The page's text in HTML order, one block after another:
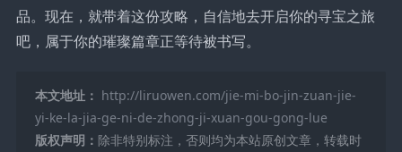
品。现在，就带着这份攻略，自信地去开启你的寻宝之旅
吧，属于你的璀璨篇章正等待被书写。
本文地址： http://liruowen.com/jie-mi-bo-jin-zuan-jie-
yi-ke-la-jia-ge-ni-de-zhong-ji-xuan-gou-gong-lue
版权声明： 除非特别标注，否则均为本站原创文章，转载时